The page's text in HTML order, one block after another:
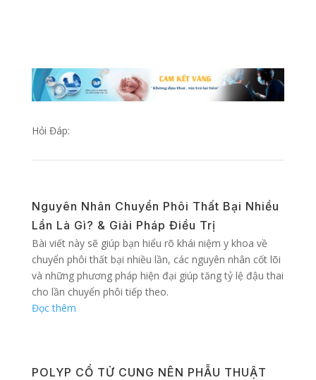
Hỏi Đáp:
Nguyên Nhân Chuyển Phôi Thất Bại Nhiều
Lần Là Gì? & Giải Pháp Điều Trị
Bài viết này sẽ giúp bạn hiểu rõ khái niệm y khoa về
chuyển phôi thất bại nhiều lần, các nguyên nhân cốt lõi
và những phương pháp hiện đại giúp tăng tỷ lệ đậu thai
cho lần chuyển phôi tiếp theo.
Đọc thêm
POLYP CỔ TỬ CUNG NÊN PHẪU THUẬT